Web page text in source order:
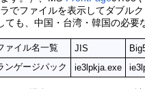
でファイルを表示してダブル
も、中国・台湾・韓国の必要
ァイル名一覧 JIS
ンゲージパック
ie3lpkja.exe